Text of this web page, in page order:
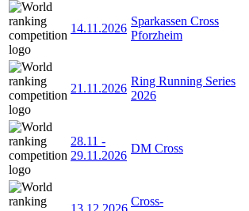
14.11.2026
Sparkassen Cross
Pforzheim
21.11.2026
Ring Running Series
2026
28.11 -
29.11.2026
DM Cross
13.12.2026
Cross-